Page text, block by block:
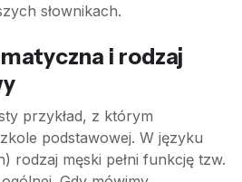
słownikach.
i rodzaj
przykład, z którym
podstawowej. W języku
rodzaj męski pełni funkcję tzw.